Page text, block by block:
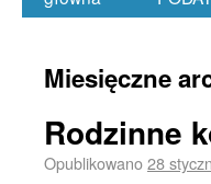
Miesięczne
Rodzinne
Opublikowano28